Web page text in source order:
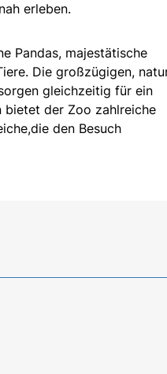
erleben.
Pandas, majestätische
Die großzügigen,
gleichzeitig für ein
bietet der Zoo zahlreiche
den Besuch